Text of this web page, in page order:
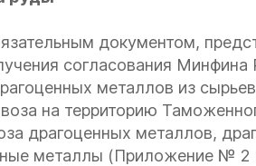
документом,
согласования Минфина
металлов из
на территорию
драгоценных металлов,
металлы (Приложение №